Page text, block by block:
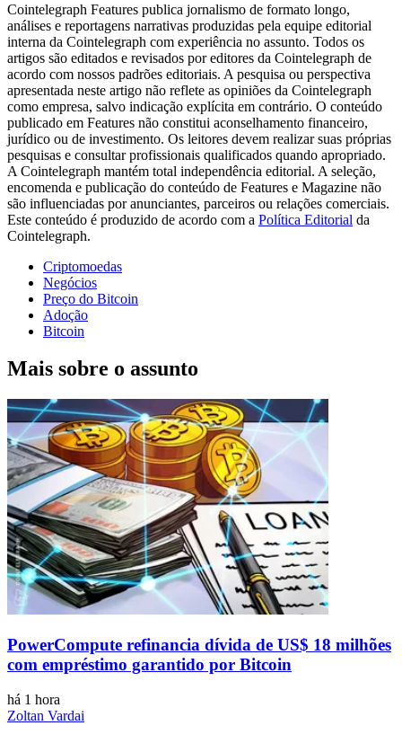
Cointelegraph Features publica jornalismo de formato longo,
análises e reportagens narrativas produzidas pela equipe editorial
interna da Cointelegraph com experiência no assunto. Todos os
artigos são editados e revisados por editores da Cointelegraph de
acordo com nossos padrões editoriais. A pesquisa ou perspectiva
apresentada neste artigo não reflete as opiniões da Cointelegraph
como empresa, salvo indicação explícita em contrário. O conteúdo
publicado em Features não constitui aconselhamento financeiro,
jurídico ou de investimento. Os leitores devem realizar suas próprias
pesquisas e consultar profissionais qualificados quando apropriado.
A Cointelegraph mantém total independência editorial. A seleção,
encomenda e publicação do conteúdo de Features e Magazine não
são influenciadas por anunciantes, parceiros ou relações comerciais.
Este conteúdo é produzido de acordo com a Política Editorial da
Cointelegraph.
Criptomoedas
Negócios
Preço do Bitcoin
Adoção
Bitcoin
Mais sobre o assunto
PowerCompute refinancia dívida de US$ 18 milhões
com empréstimo garantido por Bitcoin
há 1 hora
Zoltan Vardai